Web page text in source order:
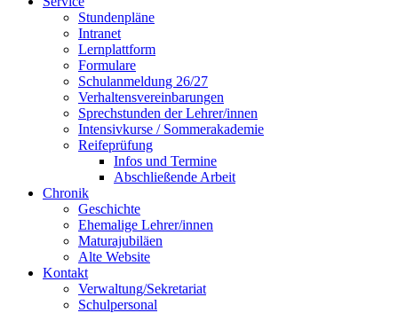
Stundenpläne
Intranet
Lernplattform
Formulare
Schulanmeldung 26/27
Verhaltensvereinbarungen
Sprechstunden der Lehrer/innen
Intensivkurse / Sommerakademie
Reifeprüfung
Infos und Termine
Abschließende Arbeit
Chronik
Geschichte
Ehemalige Lehrer/innen
Maturajubiläen
Alte Website
Kontakt
Verwaltung/Sekretariat
Schulpersonal